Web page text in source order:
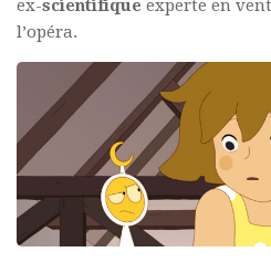
ex-scientifique experte en
l’opéra.